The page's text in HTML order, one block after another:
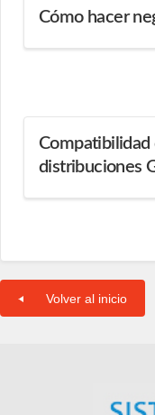
Cómo hacer
Compatibilidad
distribuciones
Volver al inicio